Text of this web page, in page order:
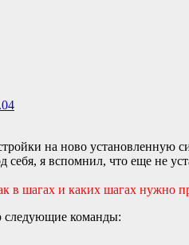
на ново установленную
себя, я вспомнил, что еще не
в шагах и каких шагах нужно
следующие команды: